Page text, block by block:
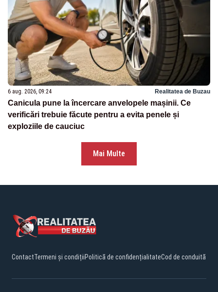
6 aug. 2026, 09:24 Realitatea de Buzau
Canicula pune la încercare anvelopele mașinii. Ce
verificări trebuie făcute pentru a evita penele și
exploziile de cauciuc
Mai Multe
ContactTermeni și condițiiPolitică de confidențialitateCod de conduită